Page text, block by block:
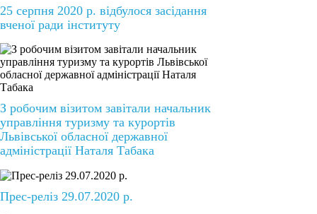
25 серпня 2020 р. відбулося засідання
вченої ради інституту
З робочим візитом завітали начальник
управління туризму та курортів
Львівської обласної державної
адміністрації Наталя Табака
Прес-реліз 29.07.2020 р.